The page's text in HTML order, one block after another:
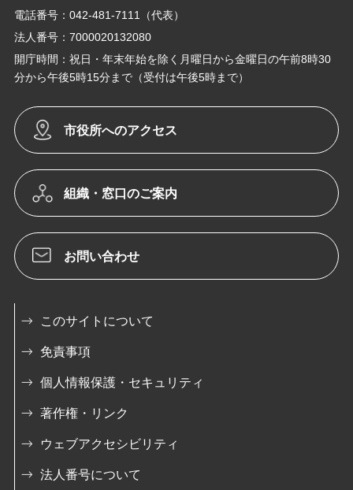
電話番号：042-481-7111（代表）
法人番号：7000020132080
開庁時間：祝日・年末年始を除く月曜日から金曜日の午前8時30
分から午後5時15分まで（受付は午後5時まで）
市役所へのアクセス
組織・窓口のご案内
お問い合わせ
このサイトについて
免責事項
個人情報保護・セキュリティ
著作権・リンク
ウェブアクセシビリティ
法人番号について